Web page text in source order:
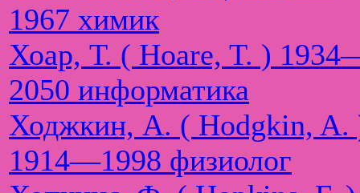
1967 химик
Хоар, Т. ( Hoare, T. )
2050 информатика
Ходжкин, А. ( Hodgkin, A.
1914—1998 физиолог